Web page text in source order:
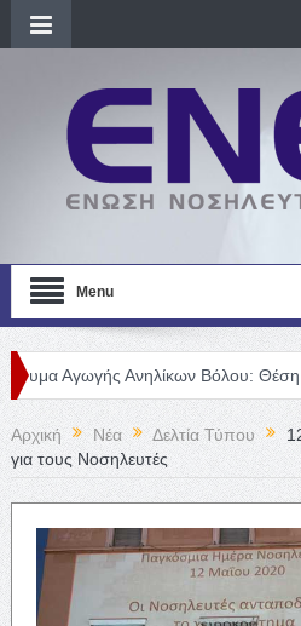
Menu
Ανηλίκων Βόλου: Θέση Νοσηλευτή
Αρχική Νέα Δελτία Τύπου
για τους Νοσηλευτές